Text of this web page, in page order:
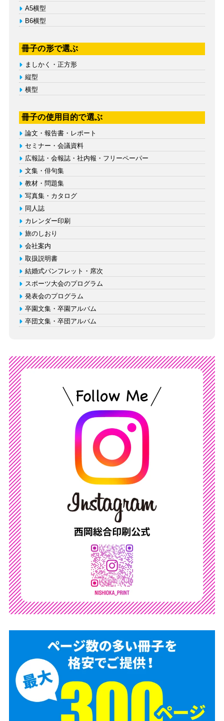
A5横型
B6横型
冊子の形で選ぶ
ましかく・正方形
縦型
横型
冊子の使用目的で選ぶ
論文・報告書・レポート
セミナー・会議資料
広報誌・会報誌・社内報・フリーペーパー
文集・俳句集
教材・問題集
写真集・カタログ
同人誌
カレンダー印刷
旅のしおり
会社案内
取扱説明書
結婚式パンフレット・席次
スポーツ大会のプログラム
発表会のプログラム
卒園文集・卒園アルバム
卒団文集・卒団アルバム